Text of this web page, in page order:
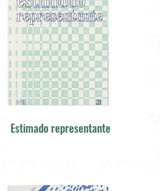
Estimado representante